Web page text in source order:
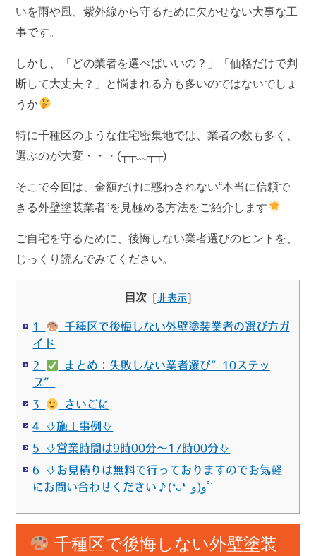
いを雨や風、紫外線から守るために欠かせない大事な工
事です。
しかし、「どの業者を選べばいいの？」「価格だけで判
断して大丈夫？」と悩まれる方も多いのではないでしょ
うか
特に千種区のような住宅密集地では、業者の数も多く、
選ぶのが大変・・・(┬┬﹏┬┬)
そこで今回は、金額だけに惑わされない“本当に信頼で
きる外壁塗装業者”を見極める方法をご紹介します
ご自宅を守るために、後悔しない業者選びのヒントを、
じっくり読んでみてください。
目次 非表示]
1
千種区で後悔しない外壁塗装業者の選び方ガ
イド
2
まとめ：失敗しない業者選び“10ステッ
プ”
3
さいごに
4 ⇩施工事例⇩
5 ⇩営業時間は9時00分～17時00分⇩
6 ⇩お見積りは無料で行っておりますのでお気軽
にお問い合わせください♪(❛ᴗ❛ و(و˚˙
千種区で後悔しない外壁塗装